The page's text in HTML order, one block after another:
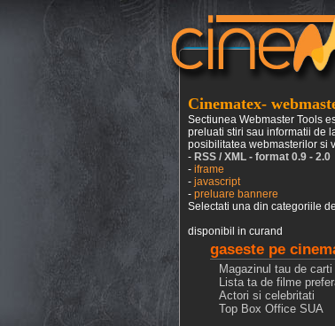
Cinematex-
Sectiunea Webmaster Tools
preluati stiri sau informatii de
posibilitatea webmasterilor si
- RSS / XML - format 0.9 - 2.0
- iframe
- javascript
- preluare bannere
Selectati una din categoriile
disponibil in curand
gaseste pe
Magazinul tau de carti
Lista ta de filme
Actori si celebritati
Top Box Office SUA